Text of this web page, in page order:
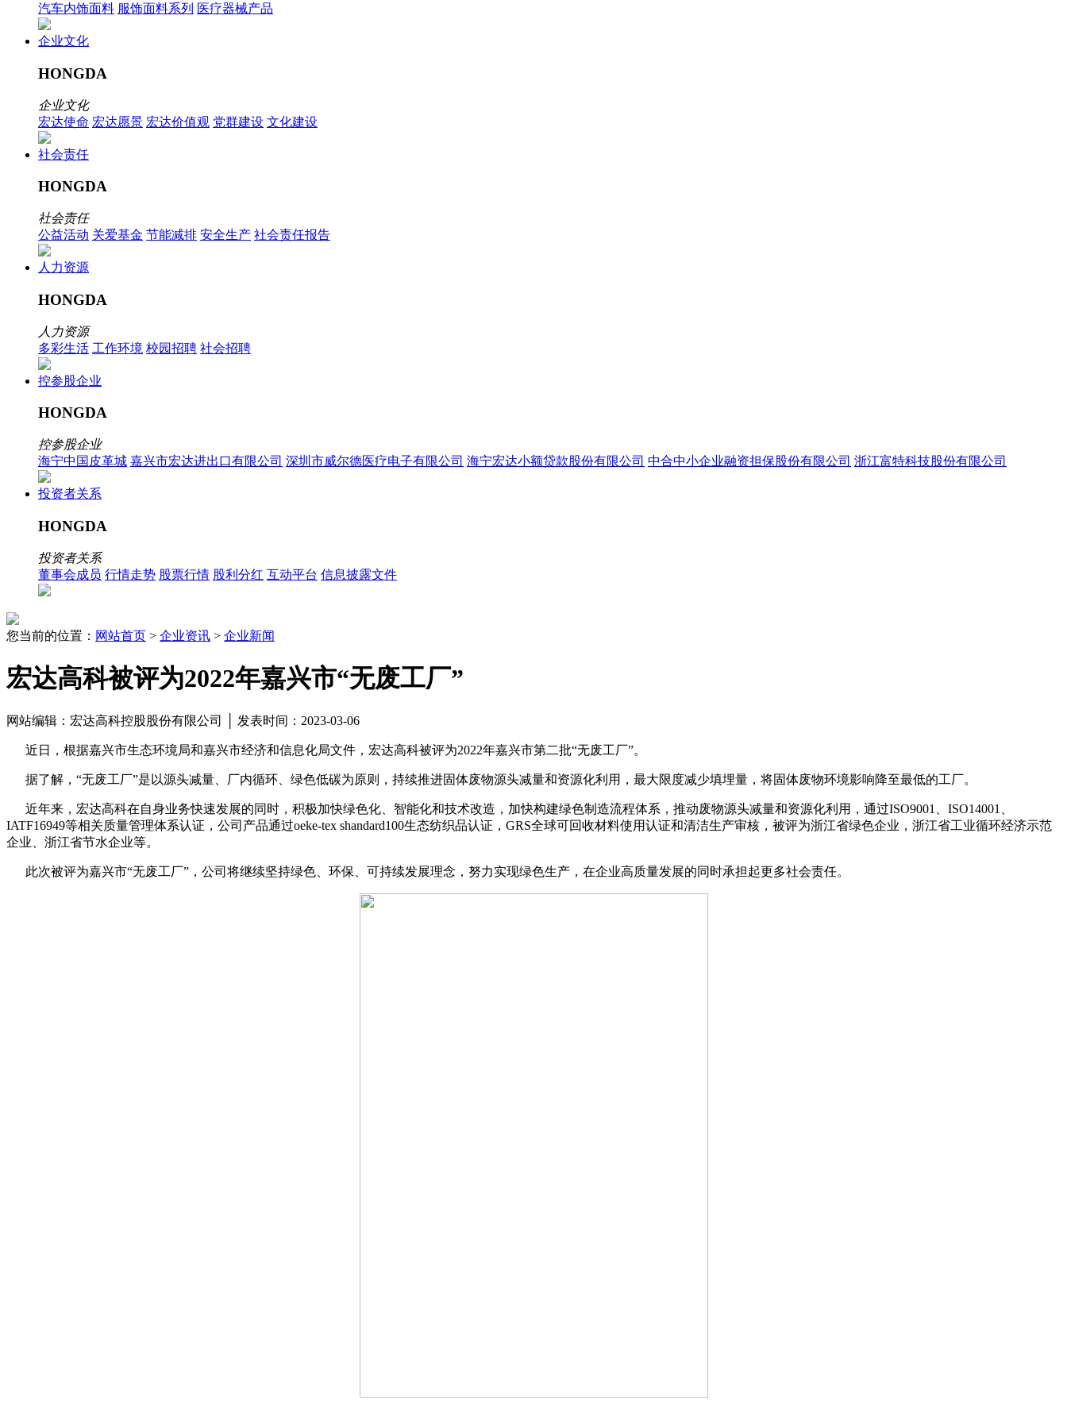
汽车内饰面料 服饰面料系列 医疗器械产品
企业文化
HONGDA
企业文化
宏达使命 宏达愿景 宏达价值观 党群建设 文化建设
社会责任
HONGDA
社会责任
公益活动 关爱基金 节能减排 安全生产 社会责任报告
人力资源
HONGDA
人力资源
多彩生活 工作环境 校园招聘 社会招聘
控参股企业
HONGDA
控参股企业
海宁中国皮革城 嘉兴市宏达进出口有限公司 深圳市威尔德医疗电子有限公司 海宁宏达小额贷款股份有限公司 中合中小企业融资担保股份有限公司 浙江富特科技股份有限公司
投资者关系
HONGDA
投资者关系
董事会成员 行情走势 股票行情 股利分红 互动平台 信息披露文件
您当前的位置： 网站首页 > 企业资讯 > 企业新闻
宏达高科被评为2022年嘉兴市“无废工厂”
网站编辑：宏达高科控股股份有限公司 │ 发表时间：2023-03-06
近日，根据嘉兴市生态环境局和嘉兴市经济和信息化局文件，宏达高科被评为2022年嘉兴市第二批“无废工厂”。
据了解，“无废工厂”是以源头减量、厂内循环、绿色低碳为原则，持续推进固体废物源头减量和资源化利用，最大限度减少填埋量，将固体废物环境影响降至最低的工厂。
近年来，宏达高科在自身业务快速发展的同时，积极加快绿色化、智能化和技术改造，加快构建绿色制造流程体系，推动废物源头减量和资源化利用，通过ISO9001、ISO14001、
IATF16949等相关质量管理体系认证，公司产品通过oeke-tex shandard100生态纺织品认证，GRS全球可回收材料使用认证和清洁生产审核，被评为浙江省绿色企业，浙江省工业循环经济示范
企业、浙江省节水企业等。
此次被评为嘉兴市“无废工厂”，公司将继续坚持绿色、环保、可持续发展理念，努力实现绿色生产，在企业高质量发展的同时承担起更多社会责任。